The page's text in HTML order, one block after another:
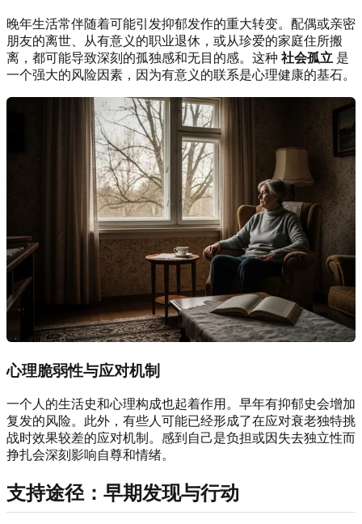
晚年生活常伴随着可能引发抑郁发作的重大转变。配偶或亲密
朋友的离世、从有意义的职业退休，或从珍爱的家庭住所搬
离，都可能导致深刻的孤独感和无目的感。这种 社会孤立 是
一个强大的风险因素，因为有意义的联系是心理健康的基石。
心理脆弱性与应对机制
一个人的生活史和心理构成也起着作用。早年有抑郁史会增加
复发的风险。此外，有些人可能已经形成了在应对衰老独特挑
战时效果较差的应对机制。感到自己是负担或因失去独立性而
挣扎会深刻影响自尊和情绪。
支持途径：早期发现与行动